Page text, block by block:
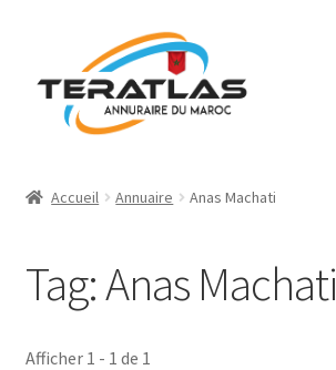
navigation
contenu
Annuaire
Accueil Annuaire Anas Machati
Tag: Anas Machati
Afficher 1 - 1 de 1